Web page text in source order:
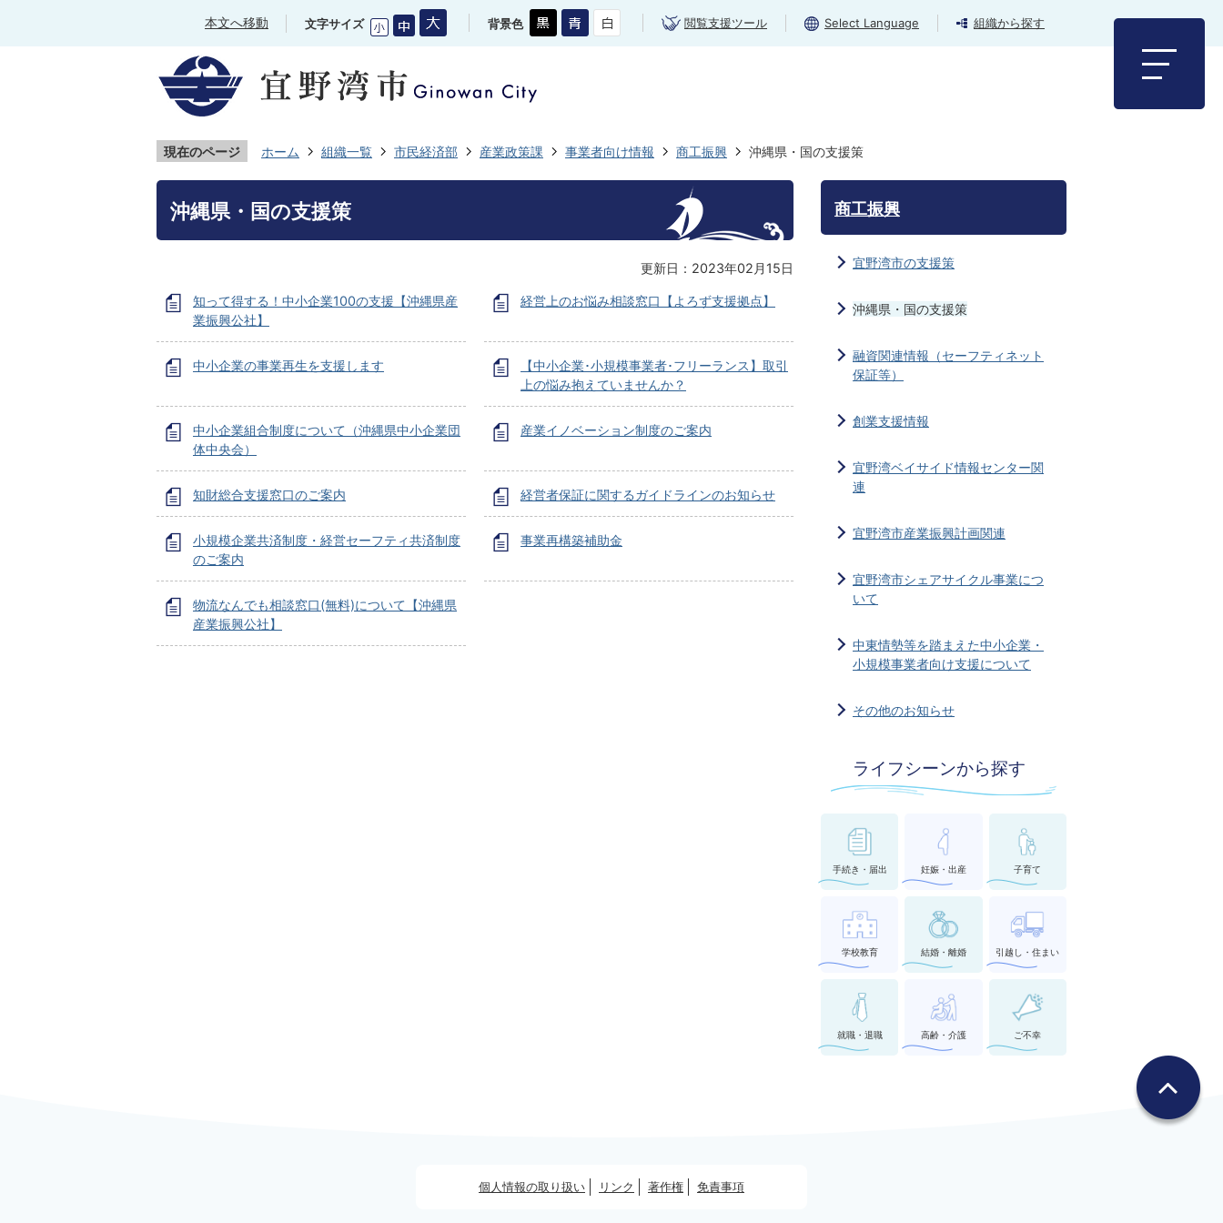
本文へ移動 文字サイズ 背景色 閲覧支援ツール Select Language 組織から探す
現在のページ ホーム 組織一覧 市民経済部 産業政策課 事業者向け情報 商工振興 沖縄県・国の支援策
沖縄県・国の支援策
更新日：2023年02月15日
知って得する！中小企業100の支援【沖縄県産
業振興公社】
経営上のお悩み相談窓口【よろず支援拠点】
中小企業の事業再生を支援します
【中小企業･小規模事業者･フリーランス】取引
上の悩み抱えていませんか？
中小企業組合制度について（沖縄県中小企業団
体中央会）
産業イノベーション制度のご案内
知財総合支援窓口のご案内 経営者保証に関するガイドラインのお知らせ
小規模企業共済制度・経営セーフティ共済制度
のご案内
事業再構築補助金
物流なんでも相談窓口(無料)について【沖縄県
産業振興公社】
商工振興
宜野湾市の支援策
沖縄県・国の支援策
融資関連情報（セーフティネット
保証等）
創業支援情報
宜野湾ベイサイド情報センター関
連
宜野湾市産業振興計画関連
宜野湾市シェアサイクル事業につ
いて
中東情勢等を踏まえた中小企業・
小規模事業者向け支援について
その他のお知らせ
ライフシーンから探す
手続き・届出 妊娠・出産 子育て
学校教育 結婚・離婚 引越し・住まい
就職・退職 高齢・介護 ご不幸
個人情報の取り扱い リンク 著作権 免責事項